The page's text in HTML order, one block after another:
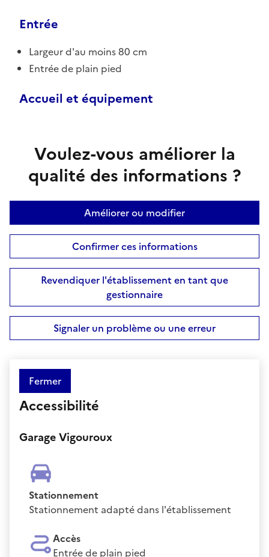
Entrée
Largeur d'au moins 80 cm
Entrée de plain pied
Accueil et équipement
Voulez-vous améliorer la
qualité des informations ?
Améliorer ou modifier
Confirmer ces informations
Revendiquer l'établissement en tant que
gestionnaire
Signaler un problème ou une erreur
Fermer
Accessibilité
Garage Vigouroux
Stationnement
Stationnement adapté dans l'établissement
Accès
Entrée de plain pied